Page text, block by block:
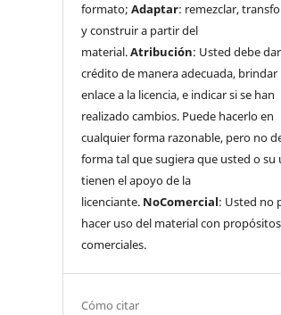
formato;Adaptar: remezclar,
y construir a partir del
material.Atribución: Usted debe dar
crédito de manera adecuada, brindar
enlace a la licencia, e indicar si se han
realizado cambios. Puede hacerlo en
cualquier forma razonable, pero no
forma tal que sugiera que usted o su
tienen el apoyo de la
licenciante. NoComercial: Usted no
hacer uso del material con propósitos
comerciales.
Cómo citar